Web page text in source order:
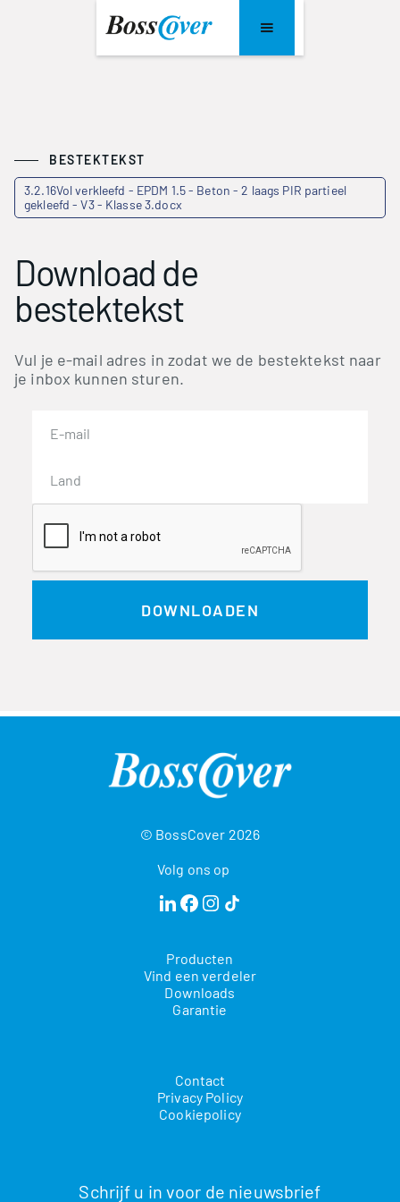
BESTEKTEKST
3.2.16Vol verkleefd - EPDM 1.5 - Beton - 2 laags PIR partieel
gekleefd - V3 - Klasse 3.docx
Download de
bestektekst
Vul je e-mail adres in zodat we de bestektekst naar
je inbox kunnen sturen.
© BossCover 2026
Volg ons op
Producten
Vind een verdeler
Downloads
Garantie
Contact
Privacy Policy
Cookiepolicy
Schrijf u in voor de nieuwsbrief